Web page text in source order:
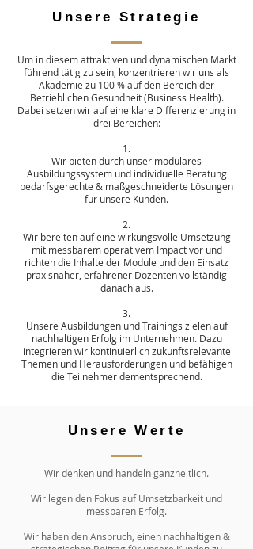
Unsere Strategie
Um in diesem attraktiven und dynamischen Markt
führend tätig zu sein, konzentrieren wir uns als
Akademie zu 100 % auf den Bereich der
Betrieblichen Gesundheit (Business Health).
Dabei setzen wir auf eine klare Differenzierung in
drei Bereichen:
1.
Wir bieten durch unser modulares
Ausbildungssystem und individuelle Beratung
bedarfsgerechte & maßgeschneiderte Lösungen
für unsere Kunden.
2.
Wir bereiten auf eine wirkungsvolle Umsetzung
mit messbarem operativem Impact vor und
richten die Inhalte der Module und den Einsatz
praxisnaher, erfahrener Dozenten vollständig
danach aus.
3.
Unsere Ausbildungen und Trainings zielen auf
nachhaltigen Erfolg im Unternehmen. Dazu
integrieren wir kontinuierlich zukunftsrelevante
Themen und Herausforderungen und befähigen
die Teilnehmer dementsprechend.
Unsere Werte
Wir denken und handeln ganzheitlich.
Wir legen den Fokus auf Umsetzbarkeit und
messbaren Erfolg.
Wir haben den Anspruch, einen nachhaltigen &